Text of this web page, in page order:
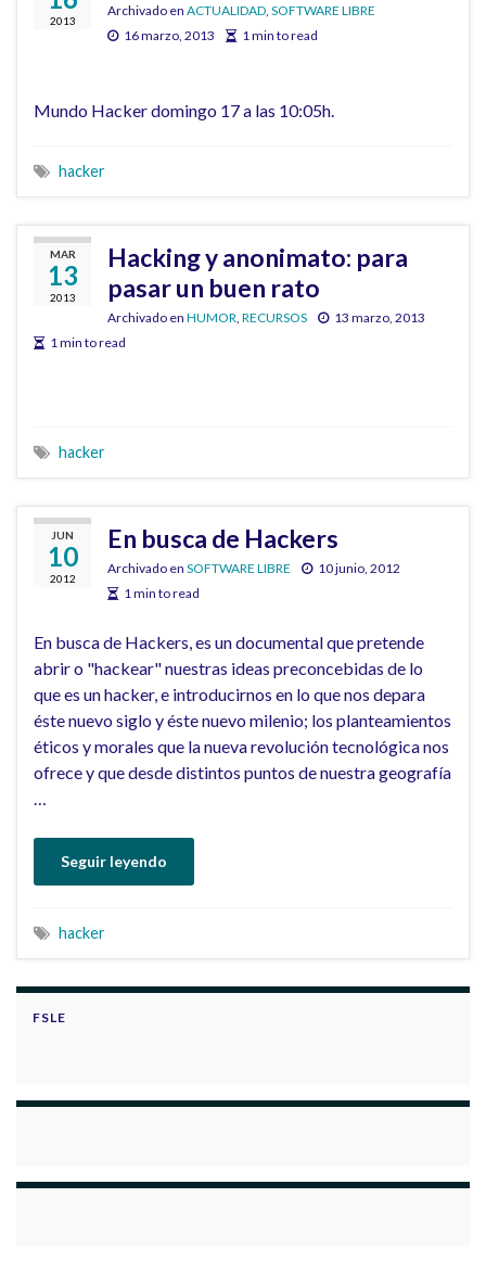
2013
Archivado en ACTUALIDAD SOFTWARE LIBRE
16 marzo, 2013
1 min to read
Mundo Hacker domingo 17 a las 10:05h.
hacker
MAR
13
2013
Hacking y anonimato: para
pasar un buen rato
Archivado en HUMOR RECURSOS
13 marzo, 2013
1 min to read
hacker
JUN
10
2012
En busca de Hackers
Archivado en SOFTWARE LIBRE
10 junio, 2012
1 min to read
En busca de Hackers, es un documental que pretende
abrir o "hackear" nuestras ideas preconcebidas de lo
que es un hacker, e introducirnos en lo que nos depara
éste nuevo siglo y éste nuevo milenio; los planteamientos
éticos y morales que la nueva revolución tecnológica nos
ofrece y que desde distintos puntos de nuestra geografía
…
Seguir leyendo
hacker
FSLE